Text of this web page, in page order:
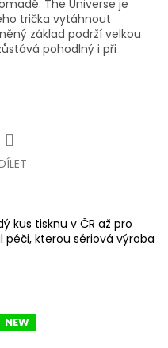
The Universe je
trička vytáhnout
základ podrží velkou
pohodlný i při
kus tisknu v ČR až pro
kterou sériová výroba
NEW